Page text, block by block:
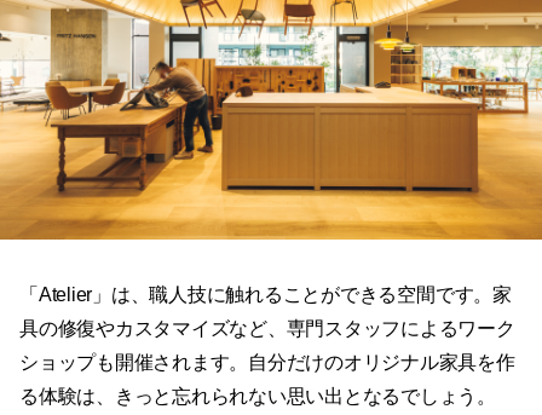
「Atelier」は、職人技に触れることができる空間です。家
具の修復やカスタマイズなど、専門スタッフによるワーク
ショップも開催されます。自分だけのオリジナル家具を作
る体験は、きっと忘れられない思い出となるでしょう。